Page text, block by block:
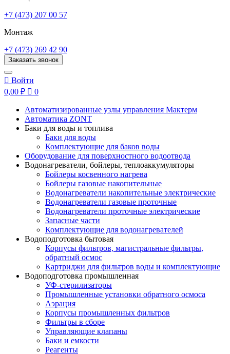
+7 (473) 207 00 57
Монтаж
+7 (473) 269 42 90
Заказать звонок
 Войти
0,00 ₽  0
Автоматизированные узлы управления Мактерм
Автоматика ZONT
Баки для воды и топлива
Баки для воды
Комплектующие для баков воды
Оборудование для поверхностного водоотвода
Водонагреватели, бойлеры, теплоаккумуляторы
Бойлеры косвенного нагрева
Бойлеры газовые накопительные
Водонагреватели накопительные электрические
Водонагреватели газовые проточные
Водонагреватели проточные электрические
Запасные части
Комплектующие для водонагревателей
Водоподготовка бытовая
Корпусы фильтров, магистральные фильтры,
обратный осмос
Картриджи для фильтров воды и комплектующие
Водоподготовка промышленная
УФ-стерилизаторы
Промышленные установки обратного осмоса
Аэрация
Корпусы промышленных фильтров
Фильтры в сборе
Управляющие клапаны
Баки и емкости
Реагенты